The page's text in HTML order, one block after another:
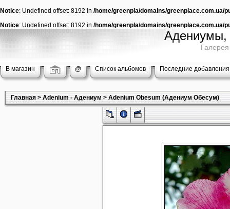
Notice: Undefined offset: 8192 in /home/greenpla/domains/greenplace.com.ua/
Notice: Undefined offset: 8192 in /home/greenpla/domains/greenplace.com.ua/
Адениумы,
В магазин @ Список альбомов Последние добавления
Главная>Adenium - Адениум>Adenium Obesum (Адениум Обесум)